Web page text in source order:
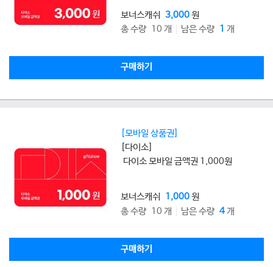
보너스캐쉬 3,000원
총 수량 10 개
남은 수량 1 개
구매하기
[모바일 상품권]
[다이소]
다이소 모바일 금액권 1,000원
보너스캐쉬 1,000원
총 수량 10 개
남은 수량 4개
구매하기